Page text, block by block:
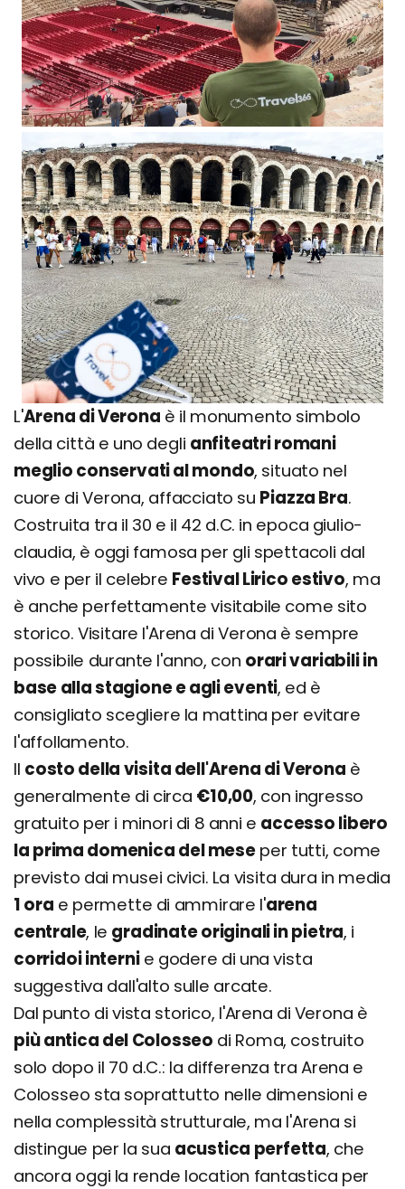
L'Arena di Verona è il monumento simbolo
della città e uno degli anfiteatri romani
meglio conservati al mondo, situato nel
cuore di Verona, affacciato su Piazza Bra.
Costruita tra il 30 e il 42 d.C. in epoca giulio-
claudia, è oggi famosa per gli spettacoli dal
vivo e per il celebre Festival Lirico estivo, ma
è anche perfettamente visitabile come sito
storico. Visitare l'Arena di Verona è sempre
possibile durante l'anno, con orari variabili in
base alla stagione e agli eventi, ed è
consigliato scegliere la mattina per evitare
l'affollamento.
Il costo della visita dell'Arena di Verona è
generalmente di circa €10,00, con ingresso
gratuito per i minori di 8 anni e accesso libero
la prima domenica del meseper tutti, come
previsto dai musei civici. La visita dura in media
1 ora e permette di ammirare l'arena
centrale, le gradinate originali in pietra, i
corridoi internie godere di una vista
suggestiva dall'alto sulle arcate.
Dal punto di vista storico, l'Arena di Verona è
più antica del Colosseo di Roma, costruito
solo dopo il 70 d.C.: la differenza tra Arena e
Colosseo sta soprattutto nelle dimensioni e
nella complessità strutturale, ma l'Arena si
distingue per la sua acustica perfetta, che
ancora oggi la rende location fantastica per